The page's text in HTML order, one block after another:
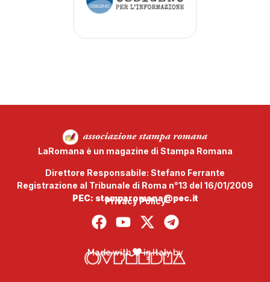
LaRomana è un magazine di Stampa Romana
Direttore Responsabile: Stefano Ferrante
Registrazione al Tribunale di Roma n°13 del 16/01/2009
PEC: stamparomana@pec.it
Privacy Policy
Made with in Italy by